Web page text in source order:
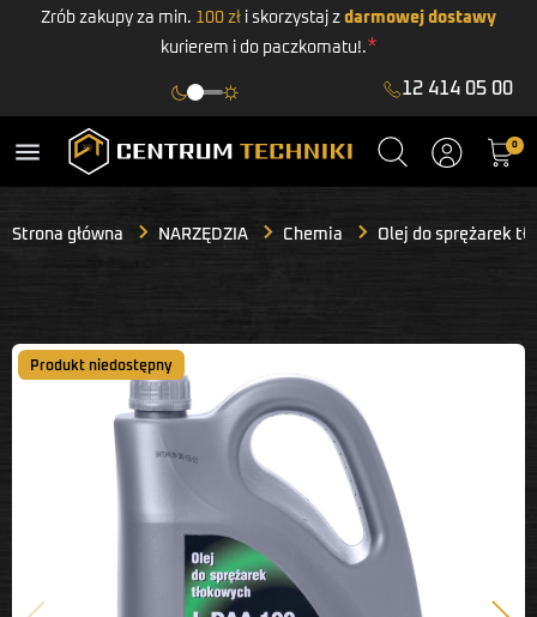
Zrób zakupy za min. 100 zł i skorzystaj z darmowej dostawy
kurierem i do paczkomatu!.*
12 414 05 00
menu 0
Strona główna NARZĘDZIA Chemia Olej do sprężarek
Produkt niedostępny